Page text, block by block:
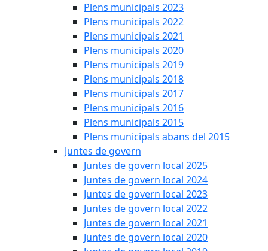
Plens municipals 2023
Plens municipals 2022
Plens municipals 2021
Plens municipals 2020
Plens municipals 2019
Plens municipals 2018
Plens municipals 2017
Plens municipals 2016
Plens municipals 2015
Plens municipals abans del 2015
Juntes de govern
Juntes de govern local 2025
Juntes de govern local 2024
Juntes de govern local 2023
Juntes de govern local 2022
Juntes de govern local 2021
Juntes de govern local 2020